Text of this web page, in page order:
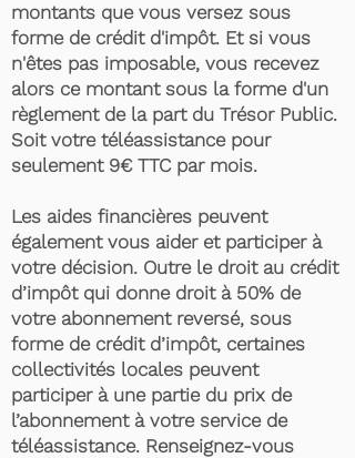
montants que vous versez sous
forme de crédit d'impôt. Et si vous
n'êtes pas imposable, vous recevez
alors ce montant sous la forme d'un
règlement de la part du Trésor Public.
Soit votre téléassistance pour
seulement 9€ TTC par mois.
Les aides financières peuvent
également vous aider et participer à
votre décision. Outre le droit au crédit
d’impôt qui donne droit à 50% de
votre abonnement reversé, sous
forme de crédit d’impôt, certaines
collectivités locales peuvent
participer à une partie du prix de
l’abonnement à votre service de
téléassistance. Renseignez-vous